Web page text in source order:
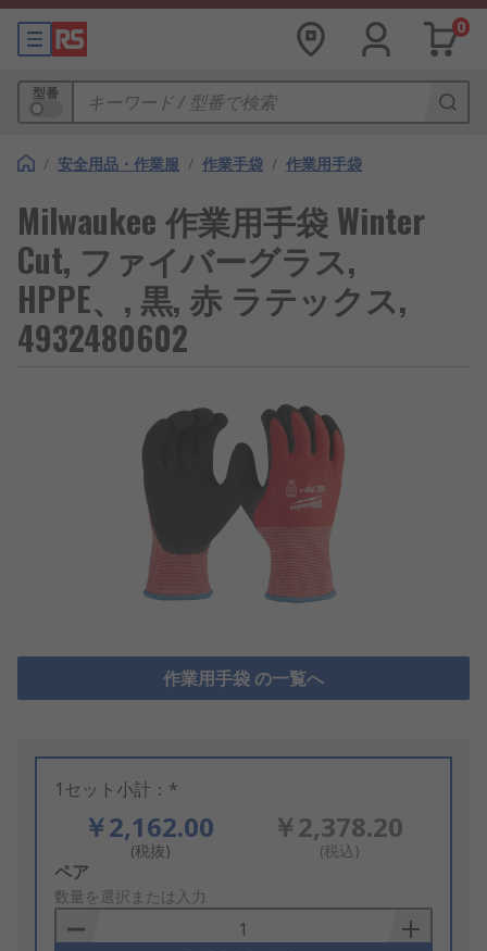
0
型番
/ 安全用品・作業服 / 作業手袋 / 作業用手袋
Milwaukee 作業用手袋 Winter
Cut, ファイバーグラス,
HPPE、, 黒, 赤 ラテックス,
4932480602
作業用手袋 の一覧へ
1セット小計：*
￥2,162.00
(税抜)
￥2,378.20
(税込)
Add
to
Basket
ペア
数量を選択または入力